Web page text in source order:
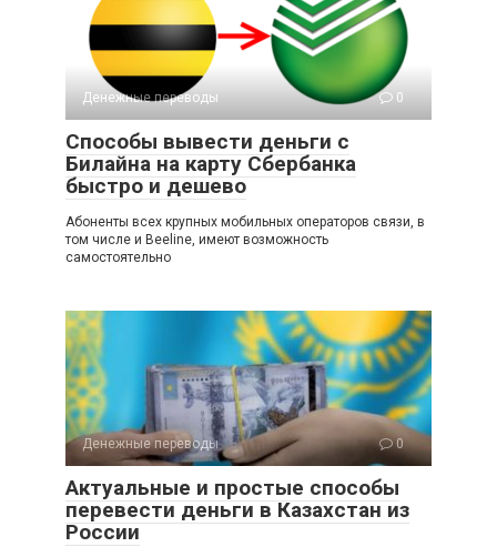
Денежные переводы 0
Способы вывести деньги с
Билайна на карту Сбербанка
быстро и дешево
Абоненты всех крупных мобильных операторов связи, в
том числе и Beeline, имеют возможность
самостоятельно
Денежные переводы 0
Актуальные и простые способы
перевести деньги в Казахстан из
России